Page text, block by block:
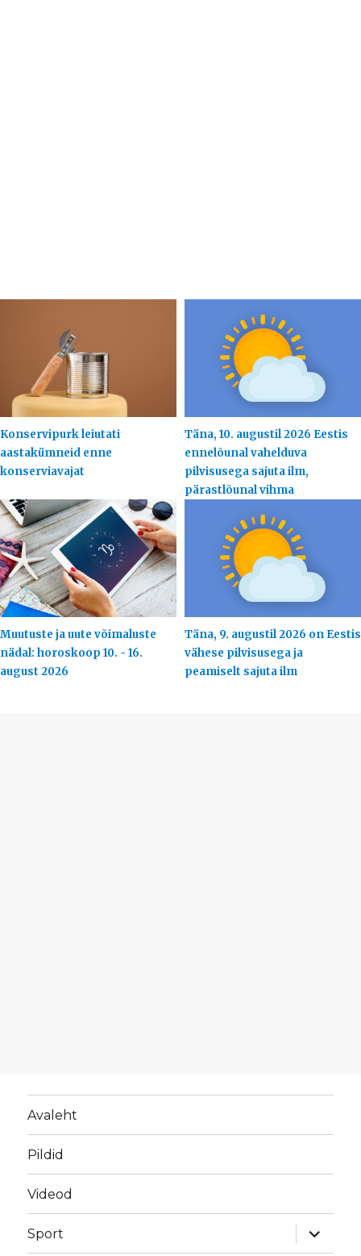
Konservipurk leiutati
aastakümneid enne
konserviavajat
Täna, 10. augustil 2026 Eestis
ennelõunal vahelduva
pilvisusega sajuta ilm,
pärastlõunal vihma
Muutuste ja uute võimaluste
nädal: horoskoop 10. - 16.
august 2026
Täna, 9. augustil 2026 on Eestis
vähese pilvisusega ja
peamiselt sajuta ilm
Avaleht
Pildid
Videod
Sport
laienda